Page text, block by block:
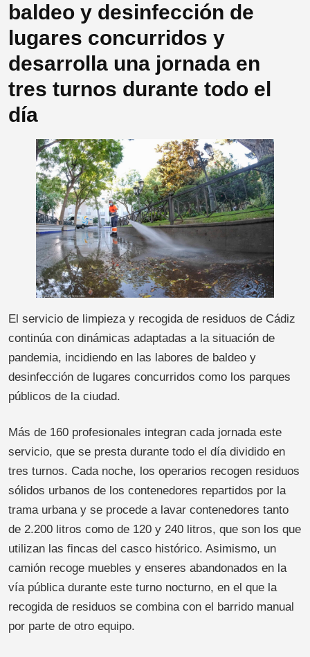
baldeo y desinfección de
lugares concurridos y
desarrolla una jornada en
tres turnos durante todo el
día
El servicio de limpieza y recogida de residuos de Cádiz
continúa con dinámicas adaptadas a la situación de
pandemia, incidiendo en las labores de baldeo y
desinfección de lugares concurridos como los parques
públicos de la ciudad.
Más de 160 profesionales integran cada jornada este
servicio, que se presta durante todo el día dividido en
tres turnos. Cada noche, los operarios recogen residuos
sólidos urbanos de los contenedores repartidos por la
trama urbana y se procede a lavar contenedores tanto
de 2.200 litros como de 120 y 240 litros, que son los que
utilizan las fincas del casco histórico. Asimismo, un
camión recoge muebles y enseres abandonados en la
vía pública durante este turno nocturno, en el que la
recogida de residuos se combina con el barrido manual
por parte de otro equipo.